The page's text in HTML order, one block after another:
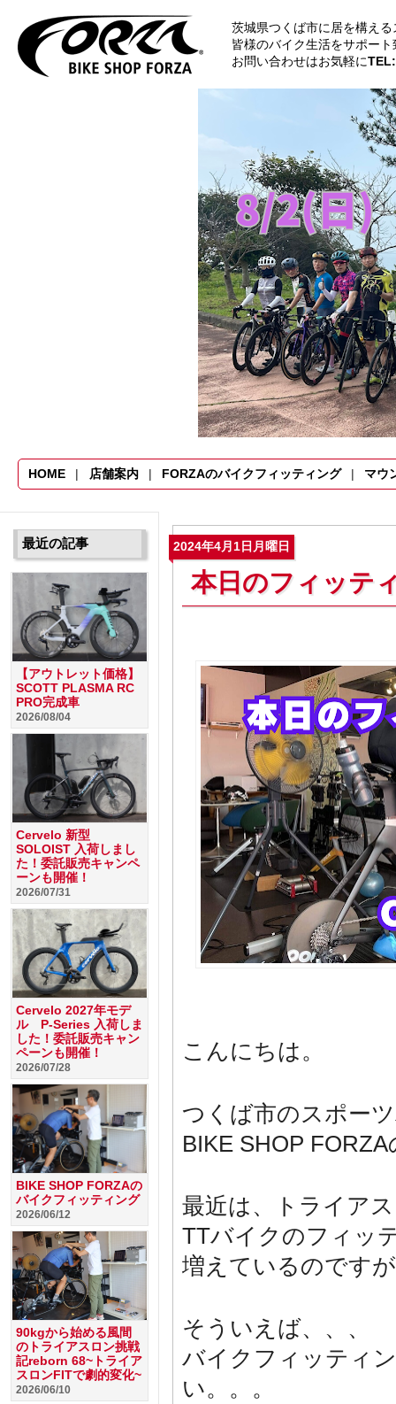
茨城県つくば市に居を構え
皆様のバイク生活をサポー
お問い合わせはお気軽に
HOME 店舗案内 FORZAのバイクフィッティング マウ
2024年4月1日月曜日
本日のフィッテ
こんにちは。
つくば市のスポー
BIKE SHOP
最近は、トライア
TTバイクのフィッ
増えているのです
そういえば、、、
バイクフィッティ
い。。。
最近の記事
【アウトレット価格】
SCOTT PLASMA RC
PRO完成車
2026/08/04
Cervelo 新型
SOLOIST 入荷しまし
た！委託販売キャンペ
ーンも開催！
2026/07/31
Cervelo 2027年モデ
ル P-Series 入荷しま
した！委託販売キャン
ペーンも開催！
2026/07/28
BIKE SHOP FORZAの
バイクフィッティング
2026/06/12
90kgから始める風間
のトライアスロン挑戦
記reborn 68~トライア
スロンFITで劇的変化~
2026/06/10